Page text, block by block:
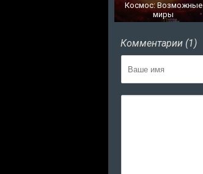
Космос: Возможные
миры
Комментарии (1)